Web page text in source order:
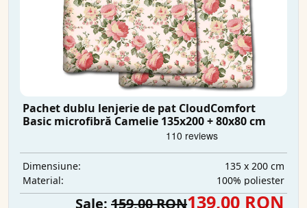
Pachet dublu lenjerie de pat CloudComfort
Basic microfibră Camelie 135x200 + 80x80 cm
Dimensiune:
135 x 200 cm
Material:
100% poliester
Sale: 159,00 RON139,00 RON